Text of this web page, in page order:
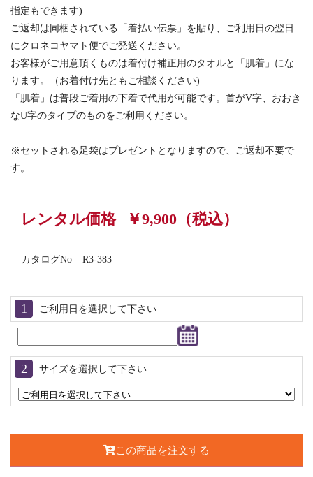
指定もできます)
ご返却は同梱されている「着払い伝票」を貼り、ご利用日の翌日
にクロネコヤマト便でご発送ください。
お客様がご用意頂くものは着付け補正用のタオルと「肌着」にな
ります。（お着付け先ともご相談ください)
「肌着」は普段ご着用の下着で代用が可能です。首がV字、おおき
なU字のタイプのものをご利用ください。
※セットされる足袋はプレゼントとなりますので、ご返却不要で
す。
レンタル価格 ￥9,900（税込）
カタログNo R3-383
ご利用日を選択して下さい
サイズを選択して下さい
この商品を注文する